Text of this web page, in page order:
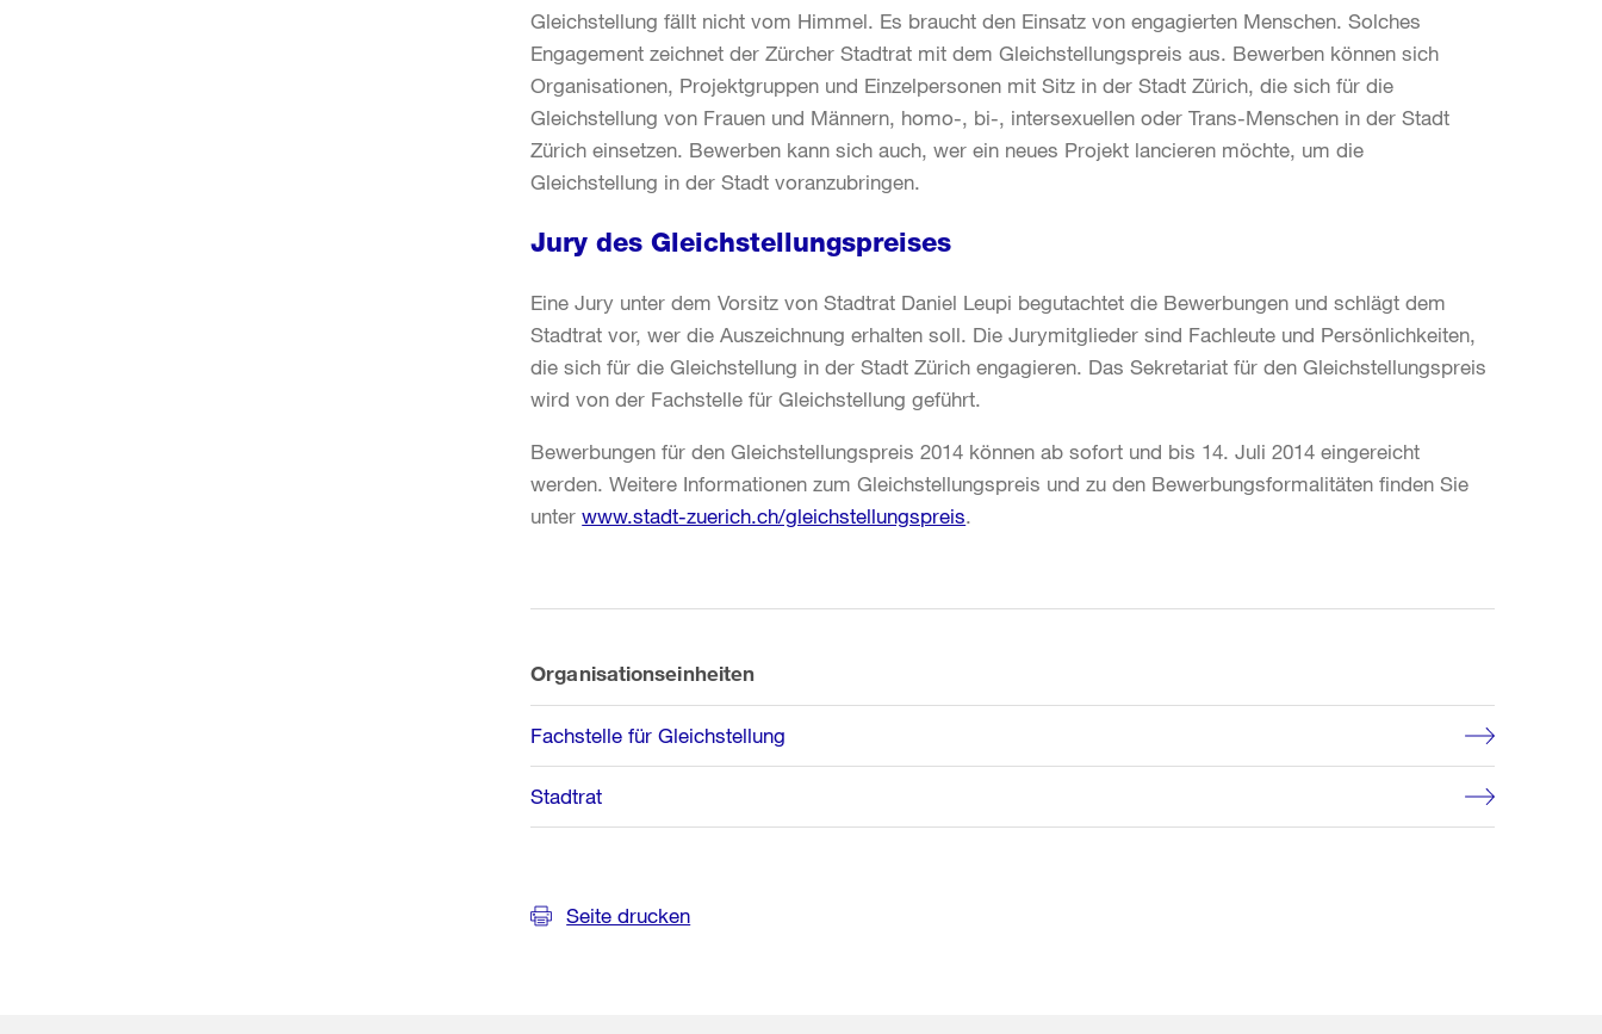
Gleichstellung fällt nicht vom Himmel. Es braucht den Einsatz von engagierten Menschen. Solches
Engagement zeichnet der Zürcher Stadtrat mit dem Gleichstellungspreis aus. Bewerben können sich
Organisationen, Projektgruppen und Einzelpersonen mit Sitz in der Stadt Zürich, die sich für die
Gleichstellung von Frauen und Männern, homo-, bi-, intersexuellen oder Trans-Menschen in der Stadt
Zürich einsetzen. Bewerben kann sich auch, wer ein neues Projekt lancieren möchte, um die
Gleichstellung in der Stadt voranzubringen.
Jury des Gleichstellungspreises
Eine Jury unter dem Vorsitz von Stadtrat Daniel Leupi begutachtet die Bewerbungen und schlägt dem
Stadtrat vor, wer die Auszeichnung erhalten soll. Die Jurymitglieder sind Fachleute und Persönlichkeiten,
die sich für die Gleichstellung in der Stadt Zürich engagieren. Das Sekretariat für den Gleichstellungspreis
wird von der Fachstelle für Gleichstellung geführt.
Bewerbungen für den Gleichstellungspreis 2014 können ab sofort und bis 14. Juli 2014 eingereicht
werden. Weitere Informationen zum Gleichstellungspreis und zu den Bewerbungsformalitäten finden Sie
unterwww.stadt-zuerich.ch/gleichstellungspreis.
Weitere
Organisationseinheiten
Fachstelle für Gleichstellung
Stadtrat
Seite drucken